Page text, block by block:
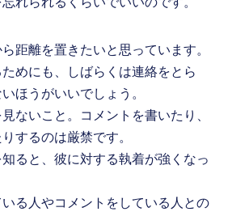
距離を置きたいと思っています。
めにも、しばらくは連絡をとら
ほうがいいでしょう。
ないこと。コメントを書いたり、
するのは厳禁です。
ると、彼に対する執着が強くなっ
る人やコメントをしている人との